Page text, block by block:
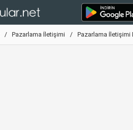
Pazarlama İletişimi Pazarlama İletişimi